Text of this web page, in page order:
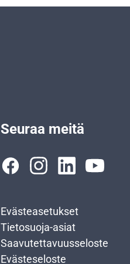
Seuraa meitä
Evästeasetukset
Tietosuoja-asiat
Saavutettavuusseloste
Evästeseloste